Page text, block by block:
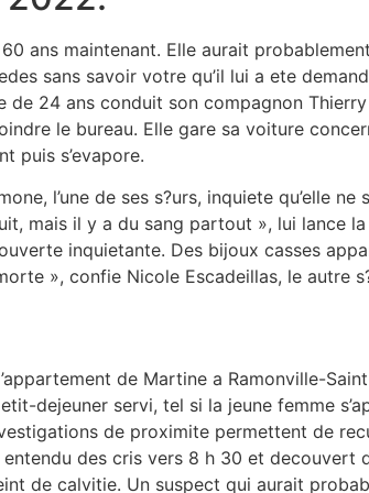
ans maintenant. Elle aurait
sans savoir votre qu’il lui a ete
24 ans conduit son compagnon
le bureau. Elle gare sa voiture
puis s’evapore.
l’une de ses s?urs, inquiete qu’elle
mais il y a du sang partout », lui lance
inquietante. Des bijoux casses
», confie Nicole Escadeillas, le autre
de Martine a Ramonville-
dejeuner servi, tel si la jeune femme
de proximite permettent de
des cris vers 8 h 30 et decouvert
de calvitie. Un suspect qui aurait